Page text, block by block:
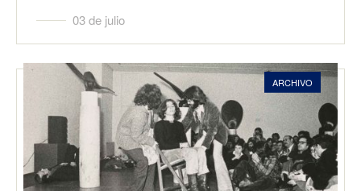
03 de julio
ARCHIVO